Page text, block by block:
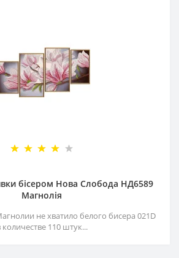
бісером Нова Слобода НД6589
Магнолія
не хватило белого бисера 021D
количестве 110 штук...